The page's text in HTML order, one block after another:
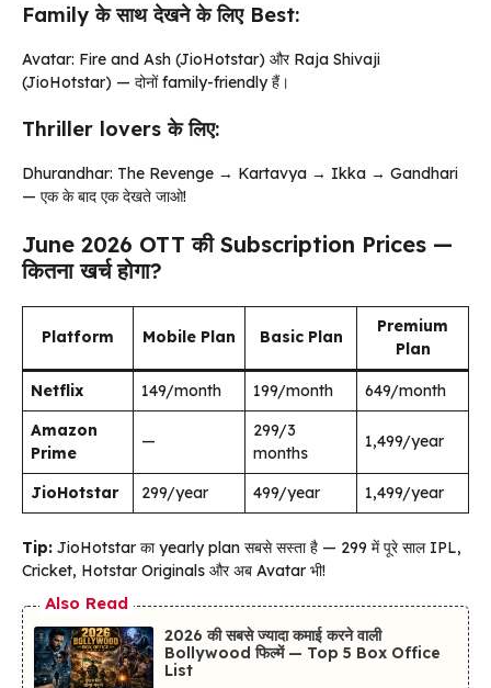
Family के साथ देखने के लिए Best:
Avatar: Fire and Ash (JioHotstar) और Raja Shivaji
(JioHotstar) — दोनों family-friendly हैं।
Thriller lovers के लिए:
Dhurandhar: The Revenge → Kartavya → Ikka → Gandhari
— एक के बाद एक देखते जाओ!
June 2026 OTT की Subscription Prices —
कितना खर्च होगा?
Platform Mobile Plan Basic Plan
Premium
Plan
Netflix ₹149/month ₹199/month
₹649/month
Amazon
Prime
—
₹299/3
months
₹1,499/year
JioHotstar ₹299/year ₹499/year ₹1,499/year
Tip: JioHotstar का yearly plan सबसे सस्ता है — ₹299 में पूरे साल IPL,
Cricket, Hotstar Originals और अब Avatar भी!
Also Read
2026 की सबसे ज्यादा कमाई करने वाली
Bollywood फिल्में — Top 5 Box Office
List